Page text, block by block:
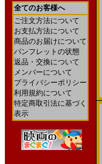
全てのお客様へ
ご注文方法について
お支払方法について
商品のお届けについて
パンフレットの状態
返品・交換について
メンバーについて
プライバシーポリシー
利用規約について
特定商取引法に基づく
表示